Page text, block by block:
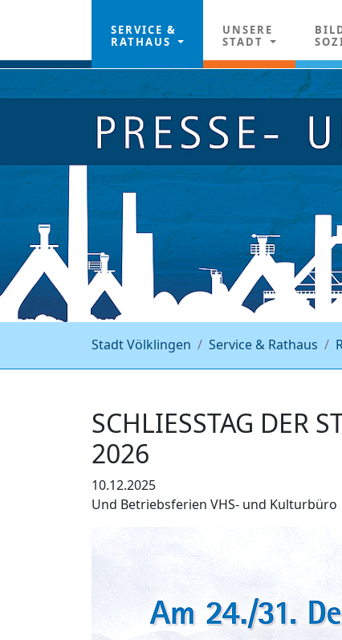
SERVICE &
RATHAUS
UNSERE
STADT
Stadt Völklingen Service & Rathaus
SCHLIESSTAG DER
026
10.12.2025
Und Betriebsferien VHS- und Kulturbüro